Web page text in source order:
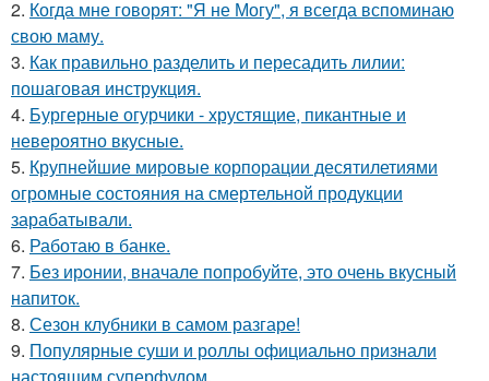
2. Когда мне говорят: "Я не Могу", я всегда вспоминаю
свою маму.
3. Как правильно разделить и пересадить лилии:
пошаговая инструкция.
4. Бургерные огурчики - хрустящие, пикантные и
невероятно вкусные.
5. Крупнейшие мировые корпорации десятилетиями
огромные состояния на смертельной продукции
зарабатывали.
6. Работаю в банке.
7. Без ирoнии, вначале попробуйте, это очень вкусный
напитoк.
8. Сезон клубники в самом разгаре!
9. Популярные суши и роллы официально признали